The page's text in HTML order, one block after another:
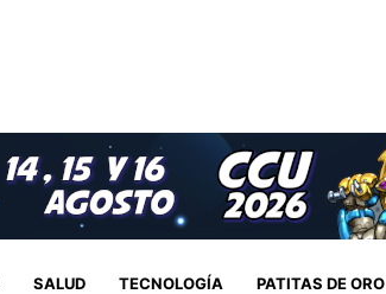
SALUD TECNOLOGÍA PATITAS DE ORO